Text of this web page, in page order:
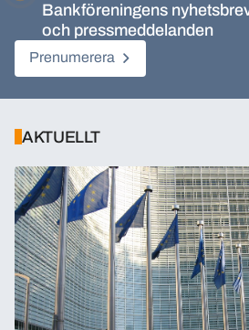
Bankföreningens
och pressmeddelanden
Prenumerera
AKTUELLT